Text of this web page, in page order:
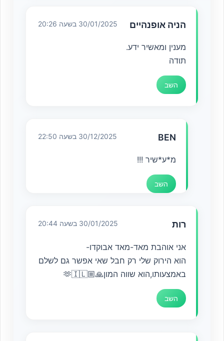
הניה אופנהיים 30/01/2025 בשעה 20:26
מענין ומאשיר ידע.
תודה
השב
BEN 30/12/2025 בשעה 22:50
מ*ע*שיר !!!
השב
רות 30/01/2025 בשעה 20:44
אני אוהבת מאד-מאד אבוקדו-
הוא הירוק שלי רק חבל שאי אפשר גם לשלם
באמצעותו,הוא שווה המון🙏🏼🫶🇮🇱
השב